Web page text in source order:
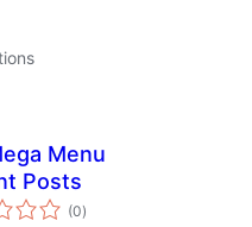
Menu
Posts
(0total
ratings
)